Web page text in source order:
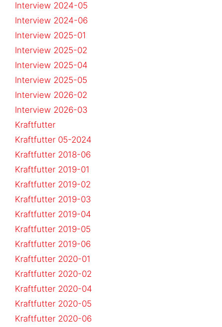
Interview 2024-05
Interview 2024-06
Interview 2025-01
Interview 2025-02
Interview 2025-04
Interview 2025-05
Interview 2026-02
Interview 2026-03
Kraftfutter
Kraftfutter 05-2024
Kraftfutter 2018-06
Kraftfutter 2019-01
Kraftfutter 2019-02
Kraftfutter 2019-03
Kraftfutter 2019-04
Kraftfutter 2019-05
Kraftfutter 2019-06
Kraftfutter 2020-01
Kraftfutter 2020-02
Kraftfutter 2020-04
Kraftfutter 2020-05
Kraftfutter 2020-06